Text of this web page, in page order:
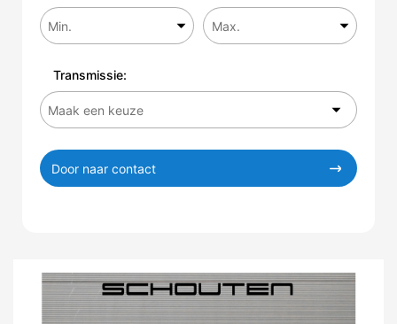
Transmissie:
Door naar contact